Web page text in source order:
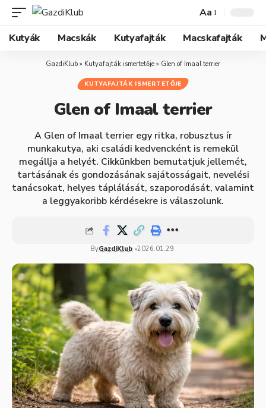
Aa
Kutyák
Macskák Kutyafajták Macskafajták
GazdiKlub » Kutyafajták ismertetője » Glen of Imaal terrier
KUTYAFAJTÁK ISMERTETŐJE
Glen of Imaal terrier
A Glen of Imaal terrier egy ritka, robusztus ír
munkakutya, aki családi kedvencként is remekül
megállja a helyét. Cikkünkben bemutatjuk jellemét,
tartásának és gondozásának sajátosságait, nevelési
tanácsokat, helyes táplálását, szaporodását, valamint
a leggyakoribb kérdésekre is válaszolunk.
ByGazdiKlub 2026.01.29.